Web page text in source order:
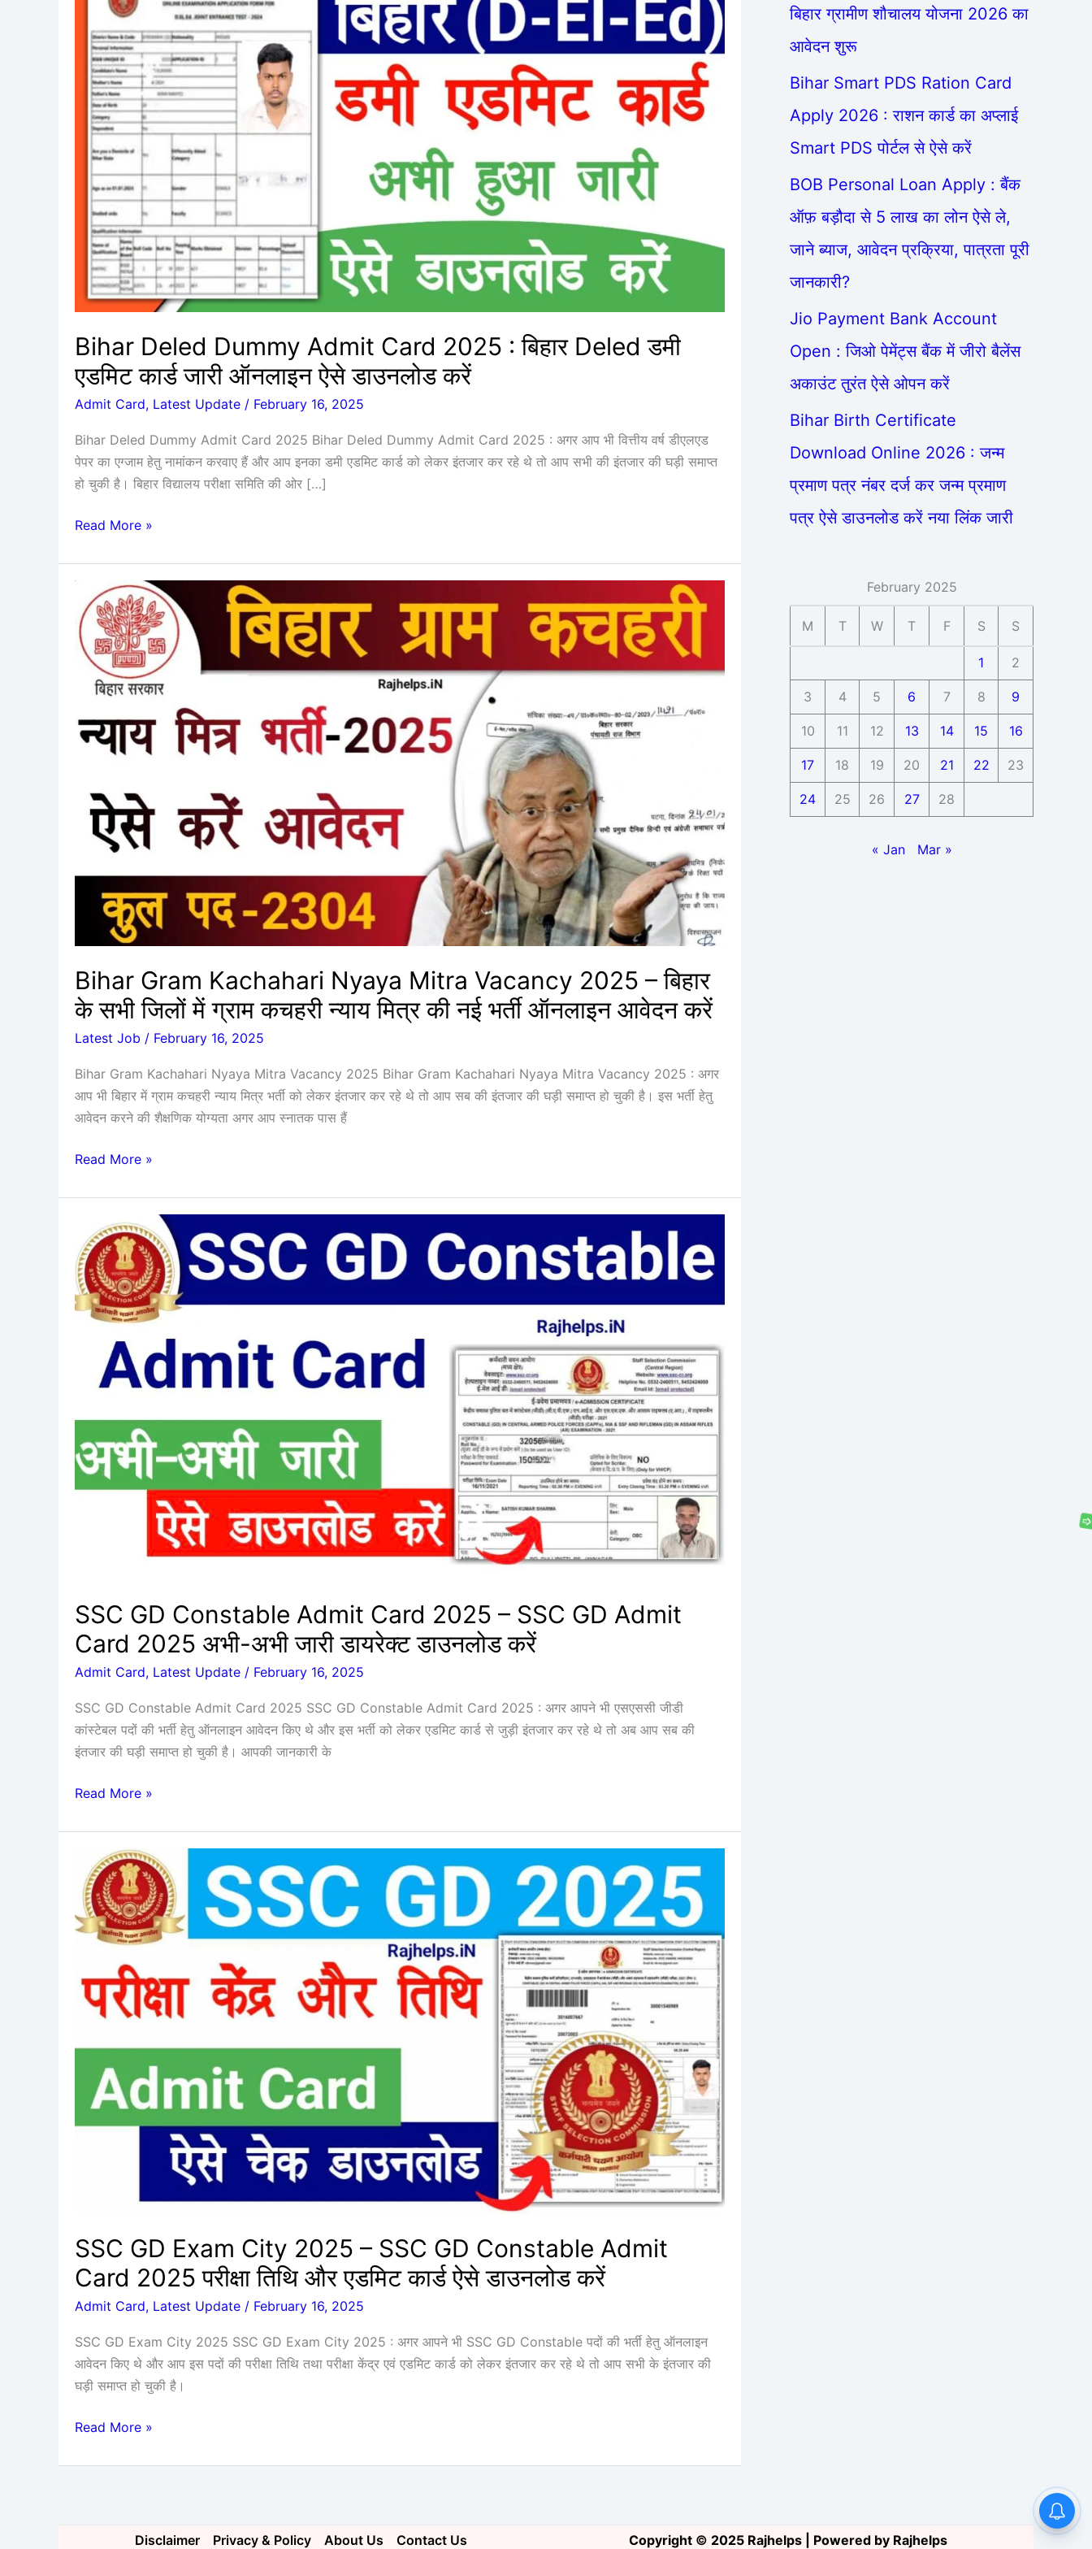
Bihar Deled Dummy Admit Card 2025 : बिहार Deled डमी
एडमिट कार्ड जारी ऑनलाइन ऐसे डाउनलोड करें
Admit Card, Latest Update / February 16, 2025
Bihar Deled Dummy Admit Card 2025 Bihar Deled Dummy Admit Card 2025 : अगर आप भी वित्तीय वर्ष डीएलएड
पेपर का एग्जाम हेतु नामांकन करवाए हैं और आप इनका डमी एडमिट कार्ड को लेकर इंतजार कर रहे थे तो आप सभी की इंतजार की घड़ी समाप्त
हो चुकी है। बिहार विद्यालय परीक्षा समिति की ओर […]
Card
2025
बिहार
Deled
एडमिट
कार्ड
जारी
ऑनलाइन
डाउनलोड
करें
Read More »
Bihar Gram Kachahari Nyaya Mitra Vacancy 2025 – बिहार
के सभी जिलों में ग्राम कचहरी न्याय मित्र की नई भर्ती ऑनलाइन आवेदन करें
Latest Job / February 16, 2025
Bihar Gram Kachahari Nyaya Mitra Vacancy 2025 Bihar Gram Kachahari Nyaya Mitra Vacancy 2025 : अगर
आप भी बिहार में ग्राम कचहरी न्याय मित्र भर्ती को लेकर इंतजार कर रहे थे तो आप सब की इंतजार की घड़ी समाप्त हो चुकी है। इस भर्ती हेतु
आवेदन करने की शैक्षणिक योग्यता अगर आप स्नातक पास हैं
Bihar
Gram
Kachahari
Nyaya
Mitra
Vacancy
2025
सभी
जिलों
ग्राम
कचहरी
नई
भर्ती
करें
Read More »
SSC GD Constable Admit Card 2025 – SSC GD Admit
Card 2025 अभी-अभी जारी डायरेक्ट डाउनलोड करें
Admit Card, Latest Update / February 16, 2025
SSC GD Constable Admit Card 2025 SSC GD Constable Admit Card 2025 : अगर आपने भी एसएससी जीडी
कांस्टेबल पदों की भर्ती हेतु ऑनलाइन आवेदन किए थे और इस भर्ती को लेकर एडमिट कार्ड से जुड़ी इंतजार कर रहे थे तो अब आप सब की
इंतजार की घड़ी समाप्त हो चुकी है। आपकी जानकारी के
GD
Constable
Admit
Card
Admit
Card
2025
अभी-
Read More »
SSC GD Exam City 2025 – SSC GD Constable Admit
Card 2025 परीक्षा तिथि और एडमिट कार्ड ऐसे डाउनलोड करें
Admit Card, Latest Update / February 16, 2025
SSC GD Exam City 2025 SSC GD Exam City 2025 : अगर आपने भी SSC GD Constable पदों की भर्ती हेतु ऑनलाइन
आवेदन किए थे और आप इस पदों की परीक्षा तिथि तथा परीक्षा केंद्र एवं एडमिट कार्ड को लेकर इंतजार कर रहे थे तो आप सभी के इंतजार की
घड़ी समाप्त हो चुकी है।
SSC
GD
Exam
City
2025
SSC
GD
Card
2025
डाउनलोड
करें
Read More »
बिहार ग्रामीण शौचालय योजना 2026 का
आवेदन शुरू
Bihar Smart PDS Ration Card
Apply 2026 : राशन कार्ड का अप्लाई
Smart PDS पोर्टल से ऐसे करें
BOB Personal Loan Apply : बैंक
ऑफ़ बड़ौदा से 5 लाख का लोन ऐसे ले,
जाने ब्याज, आवेदन प्रक्रिया, पात्रता पूरी
जानकारी?
Jio Payment Bank Account
Open : जिओ पेमेंट्स बैंक में जीरो बैलेंस
अकाउंट तुरंत ऐसे ओपन करें
Bihar Birth Certificate
Download Online 2026 : जन्म
प्रमाण पत्र नंबर दर्ज कर जन्म प्रमाण
पत्र ऐसे डाउनलोड करें नया लिंक जारी
February 2025
M T W T F S S
1 2
3 4 5 6 7 8 9
10 11 12 13 14 15 16
17 18 19 20 21 22 23
24 25 26 27 28
« Jan Mar »
Disclaimer Privacy & Policy About Us Contact Us Copyright © 2025 Rajhelps | Powered by Rajhelps